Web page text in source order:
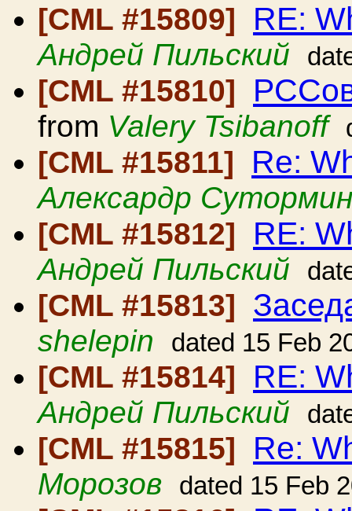
[CML #15809] RE:
Андрей Пильский
[CML #15810]
from Valery Tsibanoff
[CML #15811] Re:
Алексардр Сутормин
[CML #15812]
RE:
Андрей Пильский
[CML #15813]
shelepin dated 15 Feb
[CML #15814] RE:
Андрей Пильский
[CML #15815] Re:
Морозов dated 15 Feb